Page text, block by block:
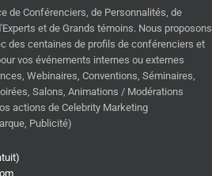
de Conférenciers, de Personnalités, de
et de Grands témoins. Nous proposons
des centaines de profils de conférenciers et
vos événements internes ou externes
Webinaires, Conventions, Séminaires,
Salons, Animations / Modérations
actions de Celebrity Marketing
Publicité)